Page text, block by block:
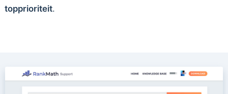
topprioriteit.